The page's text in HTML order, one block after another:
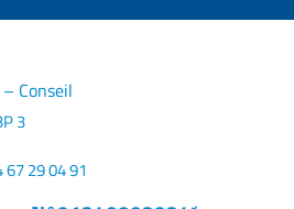
Conseil
3
67 29 04 91